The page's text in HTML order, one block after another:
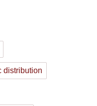
distribution